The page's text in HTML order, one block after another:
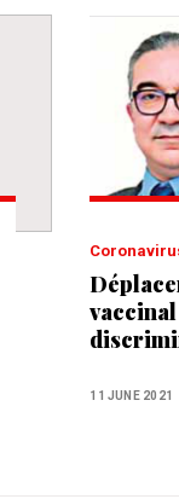
11 JUNE 2021